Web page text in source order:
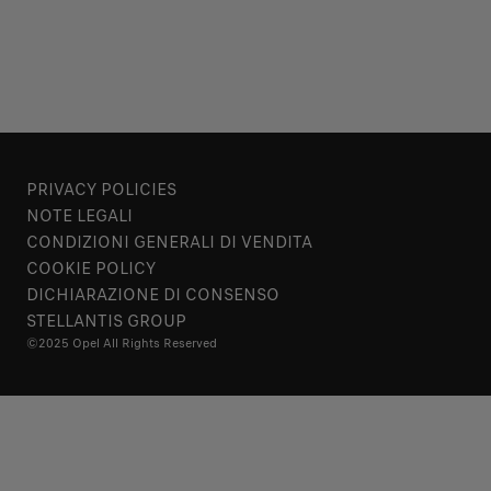
PRIVACY POLICIES
NOTE LEGALI
CONDIZIONI GENERALI DI VENDITA
COOKIE POLICY
DICHIARAZIONE DI CONSENSO
STELLANTIS GROUP
©2025 Opel All Rights Reserved